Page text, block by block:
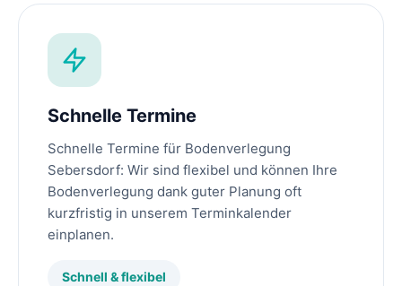
Schnelle Termine
Schnelle Termine für Bodenverlegung
Sebersdorf: Wir sind flexibel und können Ihre
Bodenverlegung dank guter Planung oft
kurzfristig in unserem Terminkalender
einplanen.
Schnell & flexibel